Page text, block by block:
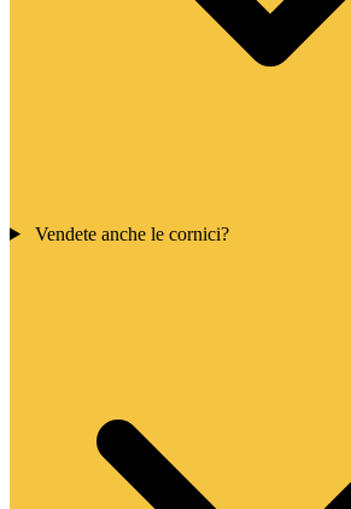
Vendete anche le cornici?